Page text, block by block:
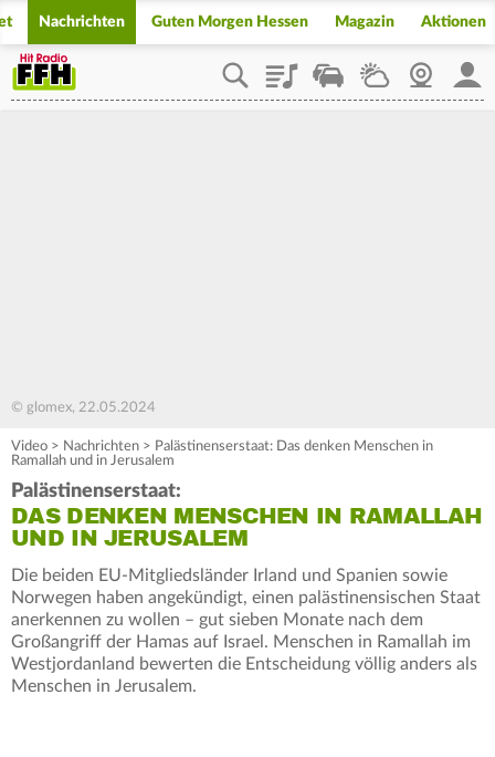
Nachrichten Guten Morgen Hessen Magazin Aktionen
PlaylistStaupilotWetterWebcam
© glomex, 22.05.2024
Video > Nachrichten > Palästinenserstaat: Das denken Menschen in
Ramallah und in Jerusalem
Palästinenserstaat:
DAS DENKEN MENSCHEN IN RAMALLAH
UND IN JERUSALEM
Die beiden EU-Mitgliedsländer Irland und Spanien sowie
Norwegen haben angekündigt, einen palästinensischen Staat
anerkennen zu wollen – gut sieben Monate nach dem
Großangriff der Hamas auf Israel. Menschen in Ramallah im
Westjordanland bewerten die Entscheidung völlig anders als
Menschen in Jerusalem.